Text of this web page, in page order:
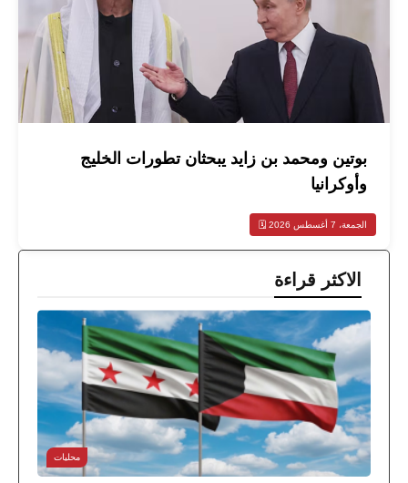
بوتين ومحمد بن زايد يبحثان تطورات الخليج
وأوكرانيا
الجمعة، 7 أغسطس 2026 🗓️
الاكثر قراءة
محليات